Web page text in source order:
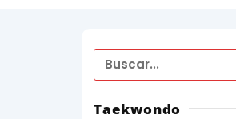
Search
Taekwondo